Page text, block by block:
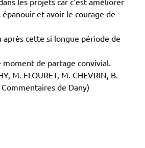
et avoir le courage de
après cette si longue période de
moment de partage convivial.
M. FLOURET, M. CHEVRIN, B.
Commentaires de Dany)